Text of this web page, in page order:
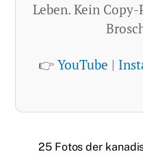
Leben. Kein
👉YouTube |
25 Fotos der